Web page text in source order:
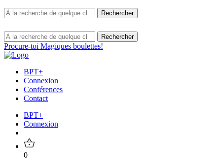
Procure-toi Magiques boulettes!
BPT+
Connexion
Conférences
Contact
BPT+
Connexion
0